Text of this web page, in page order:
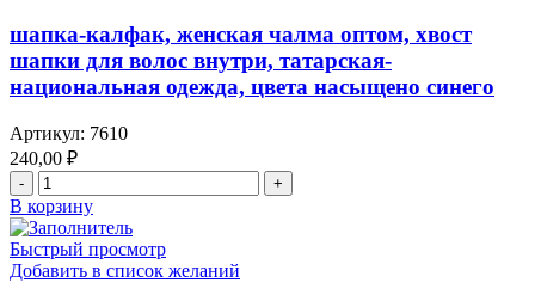
шапка-калфак, женская чалма оптом, хвост
шапки для волос внутри, татарская-
национальная одежда, цвета насыщено синего
Артикул: 7610
240,00 ₽
В корзину
Быстрый просмотр
Добавить в список желаний